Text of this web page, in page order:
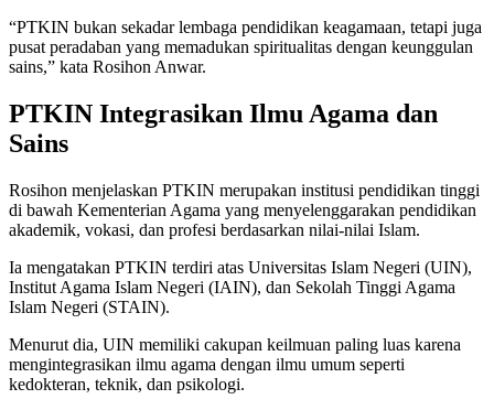
“PTKIN bukan sekadar lembaga pendidikan keagamaan, tetapi juga
pusat peradaban yang memadukan spiritualitas dengan keunggulan
sains,” kata Rosihon Anwar.
PTKIN Integrasikan Ilmu Agama dan
Sains
Rosihon menjelaskan PTKIN merupakan institusi pendidikan tinggi
di bawah Kementerian Agama yang menyelenggarakan pendidikan
akademik, vokasi, dan profesi berdasarkan nilai-nilai Islam.
Ia mengatakan PTKIN terdiri atas Universitas Islam Negeri (UIN),
Institut Agama Islam Negeri (IAIN), dan Sekolah Tinggi Agama
Islam Negeri (STAIN).
Menurut dia, UIN memiliki cakupan keilmuan paling luas karena
mengintegrasikan ilmu agama dengan ilmu umum seperti
kedokteran, teknik, dan psikologi.